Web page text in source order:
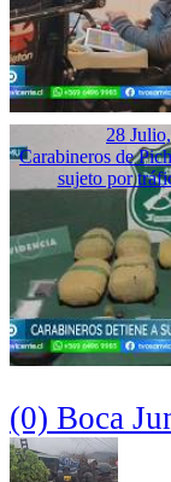
28
Carabineros de
sujeto por
(0) Boca